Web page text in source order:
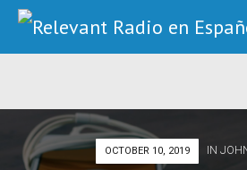
OCTOBER 10, 2019 IN